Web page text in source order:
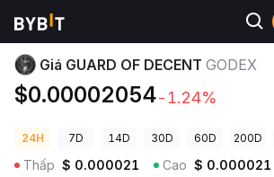
Giá Tiền Điện Tử Giá GUARD OF DECENT GODEX
Giá GUARD OF DECENT GODEX
$0.00002054-1.24%
24H 7D 14D 30D 60D 200D
Thấp $ 0.000021 Cao $ 0.000021